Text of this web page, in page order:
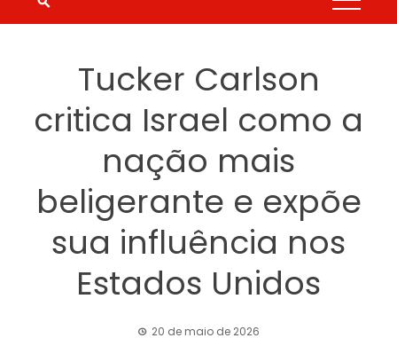
Tucker Carlson
critica Israel como a
nação mais
beligerante e expõe
sua influência nos
Estados Unidos
20 de maio de 2026